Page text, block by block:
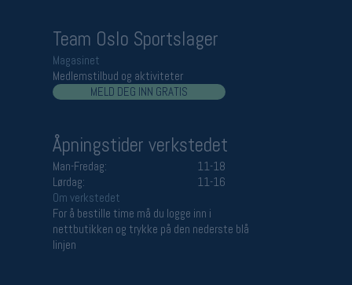
Team Oslo Sportslager
Magasinet
Medlemstilbud og aktiviteter
MELD DEG INN GRATIS
Åpningstider verkstedet
Man-Fredag:
11-18
Lørdag:
11-16
Om verkstedet
For å bestille time må du logge inn i
nettbutikken og trykke på den nederste blå
linjen